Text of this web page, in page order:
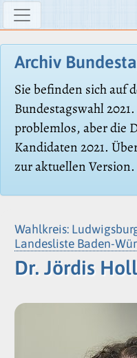
Archiv
Sie befinden sich auf
Bundestagswahl
problemlos, aber die
Kandidaten 2021.
zur aktuellen Version.
Wahlkreis:
Landesliste Baden-
Dr. Jördis